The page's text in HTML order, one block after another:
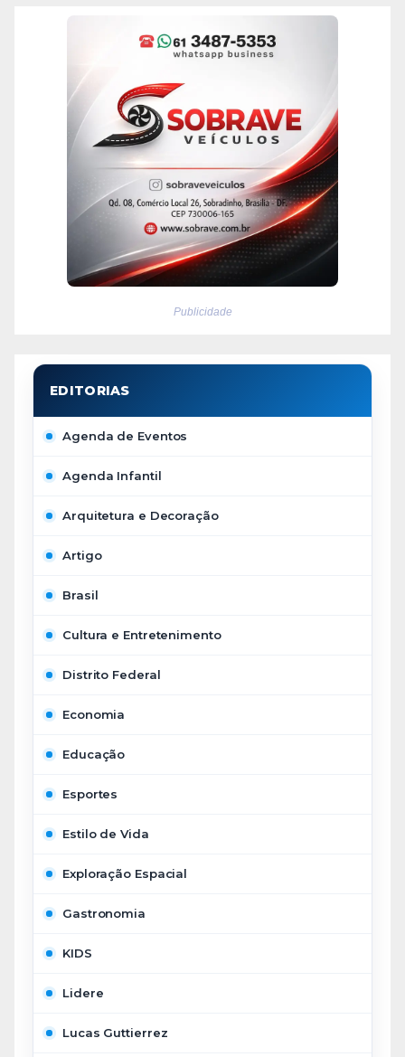
Publicidade
Agenda de Eventos
Agenda Infantil
Arquitetura e Decoração
Artigo
Brasil
Cultura e Entretenimento
Distrito Federal
Economia
Educação
Esportes
Estilo de Vida
Exploração Espacial
Gastronomia
KIDS
Lidere
Lucas Guttierrez